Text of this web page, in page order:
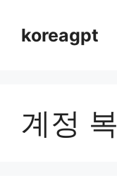
koreagpt
계정